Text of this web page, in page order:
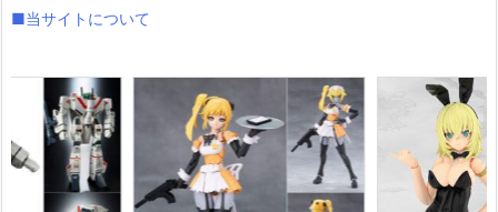
■当サイトについて